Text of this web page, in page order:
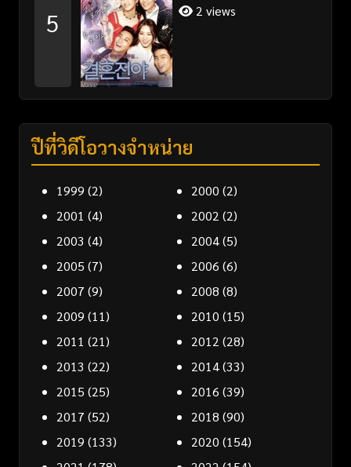
5
2 views
ปีที่วิดีโอวางจำหน่าย
1999 (2) 2000 (2)
2001 (4) 2002 (2)
2003 (4) 2004(5)
2005 (7) 2006 (6)
2007 (9) 2008 (8)
2009 (11) 2010 (15)
2011 (21) 2012 (28)
2013 (22) 2014(33)
2015 (25) 2016 (39)
2017 (52) 2018 (90)
2019 (133) 2020 (154)